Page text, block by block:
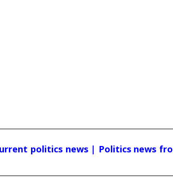
politics news | Politics news